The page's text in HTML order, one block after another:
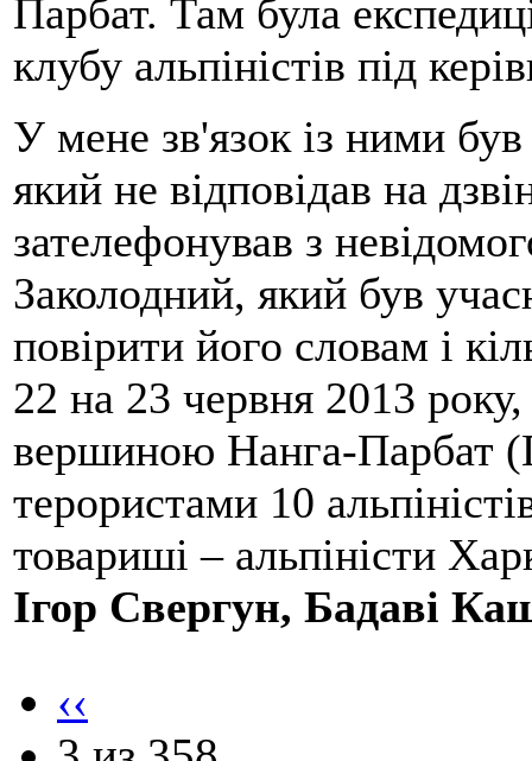
Парбат. Там була
клубу альпіністів під
У мене зв'язок із ними
який не відповідав на
зателефонував з
Заколодний, який був
повірити його словам і
22 на 23 червня 2013
вершиною Нанга-Парбат
терористами 10
товариші – альпіністи
Ігор Свергун, Бадаві
‹‹